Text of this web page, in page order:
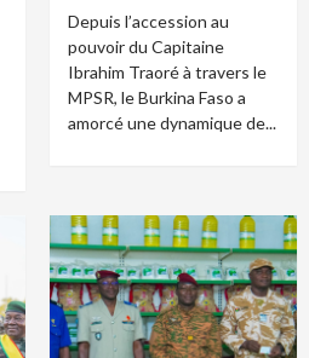
Depuis l’accession au
pouvoir du Capitaine
Ibrahim Traoré à travers le
MPSR, le Burkina Faso a
amorcé une dynamique de...